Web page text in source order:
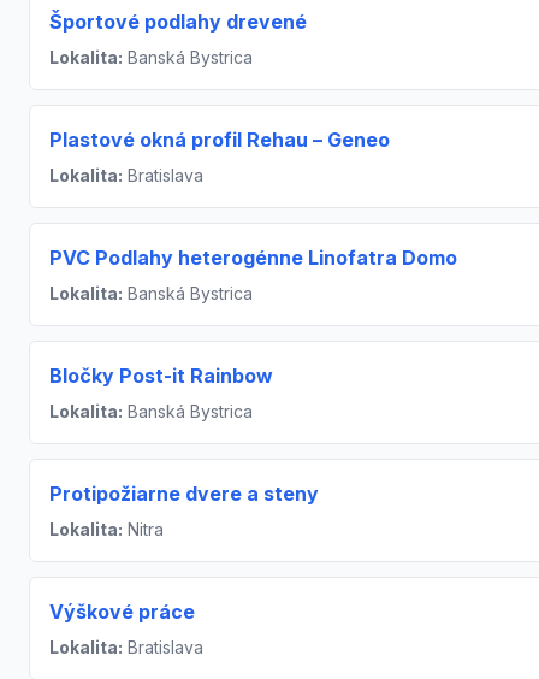
Športové podlahy drevené
Lokalita: Banská Bystrica
Plastové okná profil Rehau – Geneo
Lokalita: Bratislava
PVC Podlahy heterogénne Linofatra Domo
Lokalita: Banská Bystrica
Bločky Post-it Rainbow
Lokalita: Banská Bystrica
Protipožiarne dvere a steny
Lokalita: Nitra
Výškové práce
Lokalita: Bratislava